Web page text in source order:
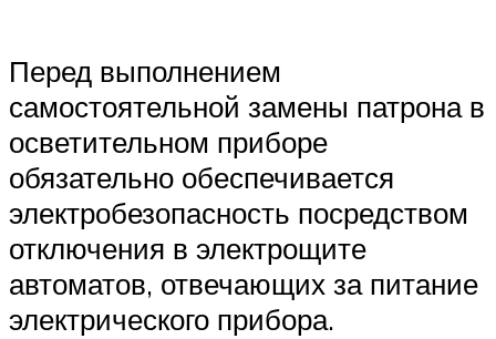
Перед выполнением
самостоятельной замены патрона в
осветительном приборе
обязательно обеспечивается
электробезопасность посредством
отключения в электрощите
автоматов, отвечающих за питание
электрического прибора.